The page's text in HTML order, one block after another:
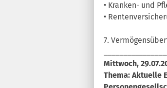
• Kranken- und
•
7.
Mittwoch,
Thema: Aktuelle